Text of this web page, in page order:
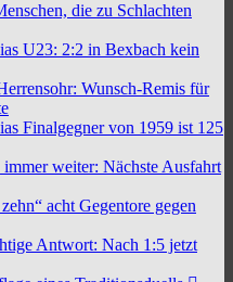
die zu Schlachten
U23: 2:2 in Bexbach kein
Wunsch-Remis für
Finalgegner von 1959 ist 125
immer weiter: Nächste Ausfahrt
acht Gegentore gegen
Antwort: Nach 1:5 jetzt